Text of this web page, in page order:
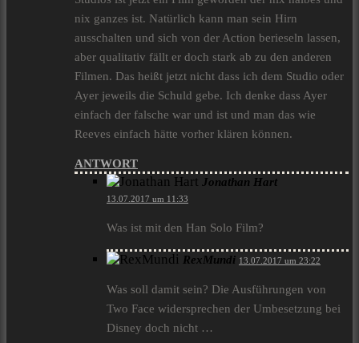
nix ganzes ist. Natürlich kann man sein Hirn
ausschalten und sich von der Action berieseln lassen,
aber qualitativ fällt er doch stark ab zu den anderen
Filmen. Das heißt jetzt nicht dass ich dem Studio oder
Ayer jeweils die Schuld gebe. Ich denke dass Ayer
einfach der falsche war und ist und man das wie
Reeves einfach hätte vorher klären können.
ANTWORT
Jonathan Hart
13.07.2017 um 11:33
Was ist mit den Han Solo Film?
RexMundi 13.07.2017 um 23:22
Was soll damit sein? Die Ausführungen von
Two Face widersprechen der Umbesetzung bei
Disney doch nicht …